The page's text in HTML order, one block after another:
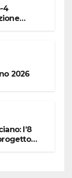
4
2026
l’8